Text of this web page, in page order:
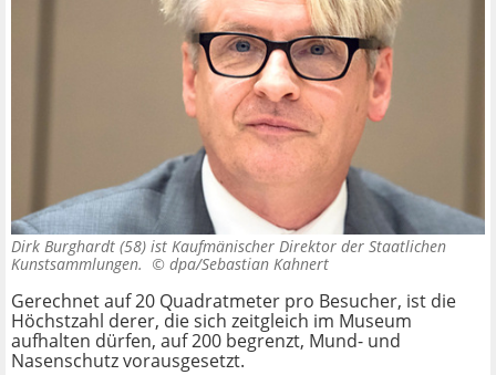
Dirk Burghardt (58) ist Kaufmänischer Direktor der Staatlichen
Kunstsammlungen. © dpa/Sebastian Kahnert
Gerechnet auf 20 Quadratmeter pro Besucher, ist die
Höchstzahl derer, die sich zeitgleich im Museum
aufhalten dürfen, auf 200 begrenzt, Mund- und
Nasenschutz vorausgesetzt.